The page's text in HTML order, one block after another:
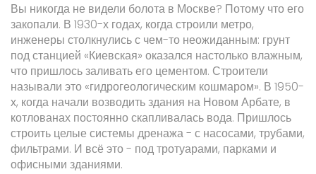
Вы никогда не видели болота в Москве? Потому что его
закопали. В 1930-х годах, когда строили метро,
инженеры столкнулись с чем-то неожиданным: грунт
под станцией «Киевская» оказался настолько влажным,
что пришлось заливать его цементом. Строители
называли это «гидрогеологическим кошмаром». В 1950-
х, когда начали возводить здания на Новом Арбате, в
котлованах постоянно скапливалась вода. Пришлось
строить целые системы дренажа - с насосами, трубами,
фильтрами. И всё это - под тротуарами, парками и
офисными зданиями.